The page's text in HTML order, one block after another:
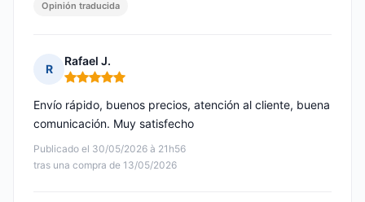
Opinión traducida
R
Rafael J.
Nota: 5 de 5
Publicado el 30/05/2026 à 21h56
tras una compra de 13/05/2026
Envío rápido, buenos precios, atención al cliente, buena
comunicación. Muy satisfecho